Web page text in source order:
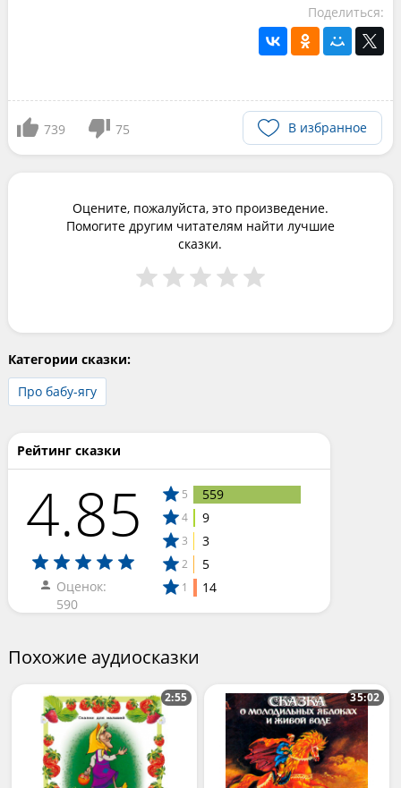
Поделиться:
739 75 В избранное
Оцените, пожалуйста, это произведение.
Помогите другим читателям найти лучшие
сказки.
Категории сказки:
Про бабу-ягу
Рейтинг сказки
4.85
Оценок:
590
5 559
4 9
3 3
2 5
1 14
Похожие аудиосказки
2:55 35:02